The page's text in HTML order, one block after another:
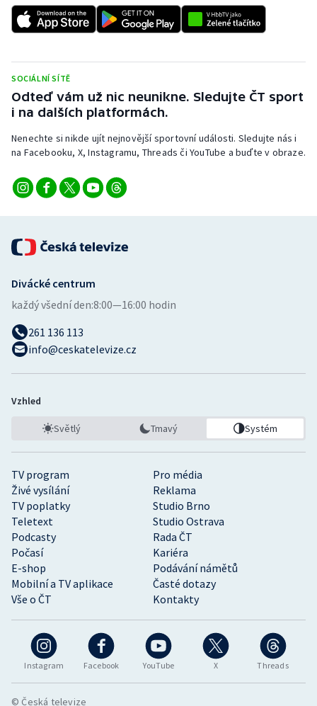
SOCIÁLNÍ SÍTĚ
Odteď vám už nic neunikne. Sledujte ČT sport
i na dalších platformách.
Nenechte si nikde ujít nejnovější sportovní události. Sledujte nás i
na Facebooku, X, Instagramu, Threads či YouTube a buďte v obraze.
Instagram Facebook YouTube X Threads
TV program
Pro média
Živé vysílání
Reklama
TV poplatky
Studio Brno
Teletext
Studio Ostrava
Podcasty
Rada ČT
Počasí
Kariéra
E-shop
Podávání námětů
Mobilní a TV aplikace
Časté dotazy
Vše o ČT
Kontakty
Divácké centrum
každý všední den:8:00—16:00 hodin
261 136 113
info@ceskatelevize.cz
Vzhled
Světlý Tmavý Systém
© Česká televize